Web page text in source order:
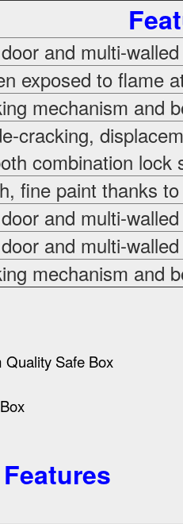
and multi-
exposed to flame
mechanism and
cracking,
combination
fine paint thanks
and multi-
and multi-
mechanism and